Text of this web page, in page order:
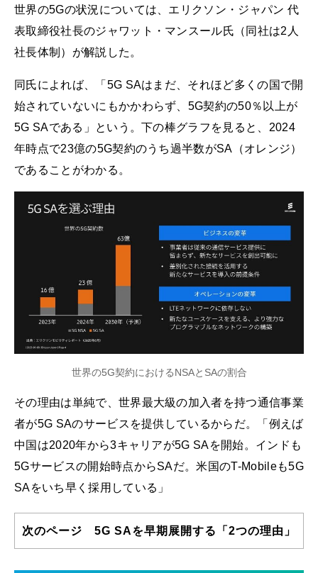
世界の5Gの状況については、エリクソン・ジャパン 代
表取締役社長のジャワット・マンスール氏（同社は2人
社長体制）が解説した。
同氏によれば、「5G SAはまだ、それほど多くの国で開
始されていないにもかかわらず、5G契約の50％以上が
5G SAである」という。下の棒グラフを見ると、2024
年時点で23億の5G契約のうち過半数がSA（オレンジ）
であることがわかる。
世界の5G契約におけるNSAとSAの割合
その理由は単純で、世界最大級の加入者を持つ通信事業
者が5G SAのサービスを提供しているからだ。「例えば
中国は2020年から3キャリアが5G SAを開始。インドも
5Gサービスの開始時点からSAだ。米国のT-Mobileも5G
SAをいち早く採用している」
次のページ 5G SAを早期展開する「2つの理由」